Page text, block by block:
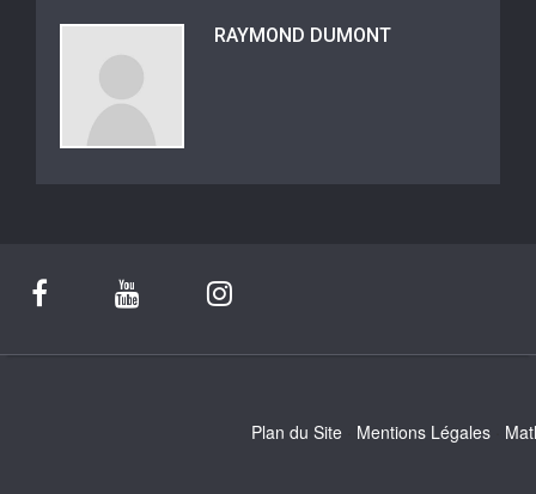
RAYMOND DUMONT
Plan du Site Mentions Légales